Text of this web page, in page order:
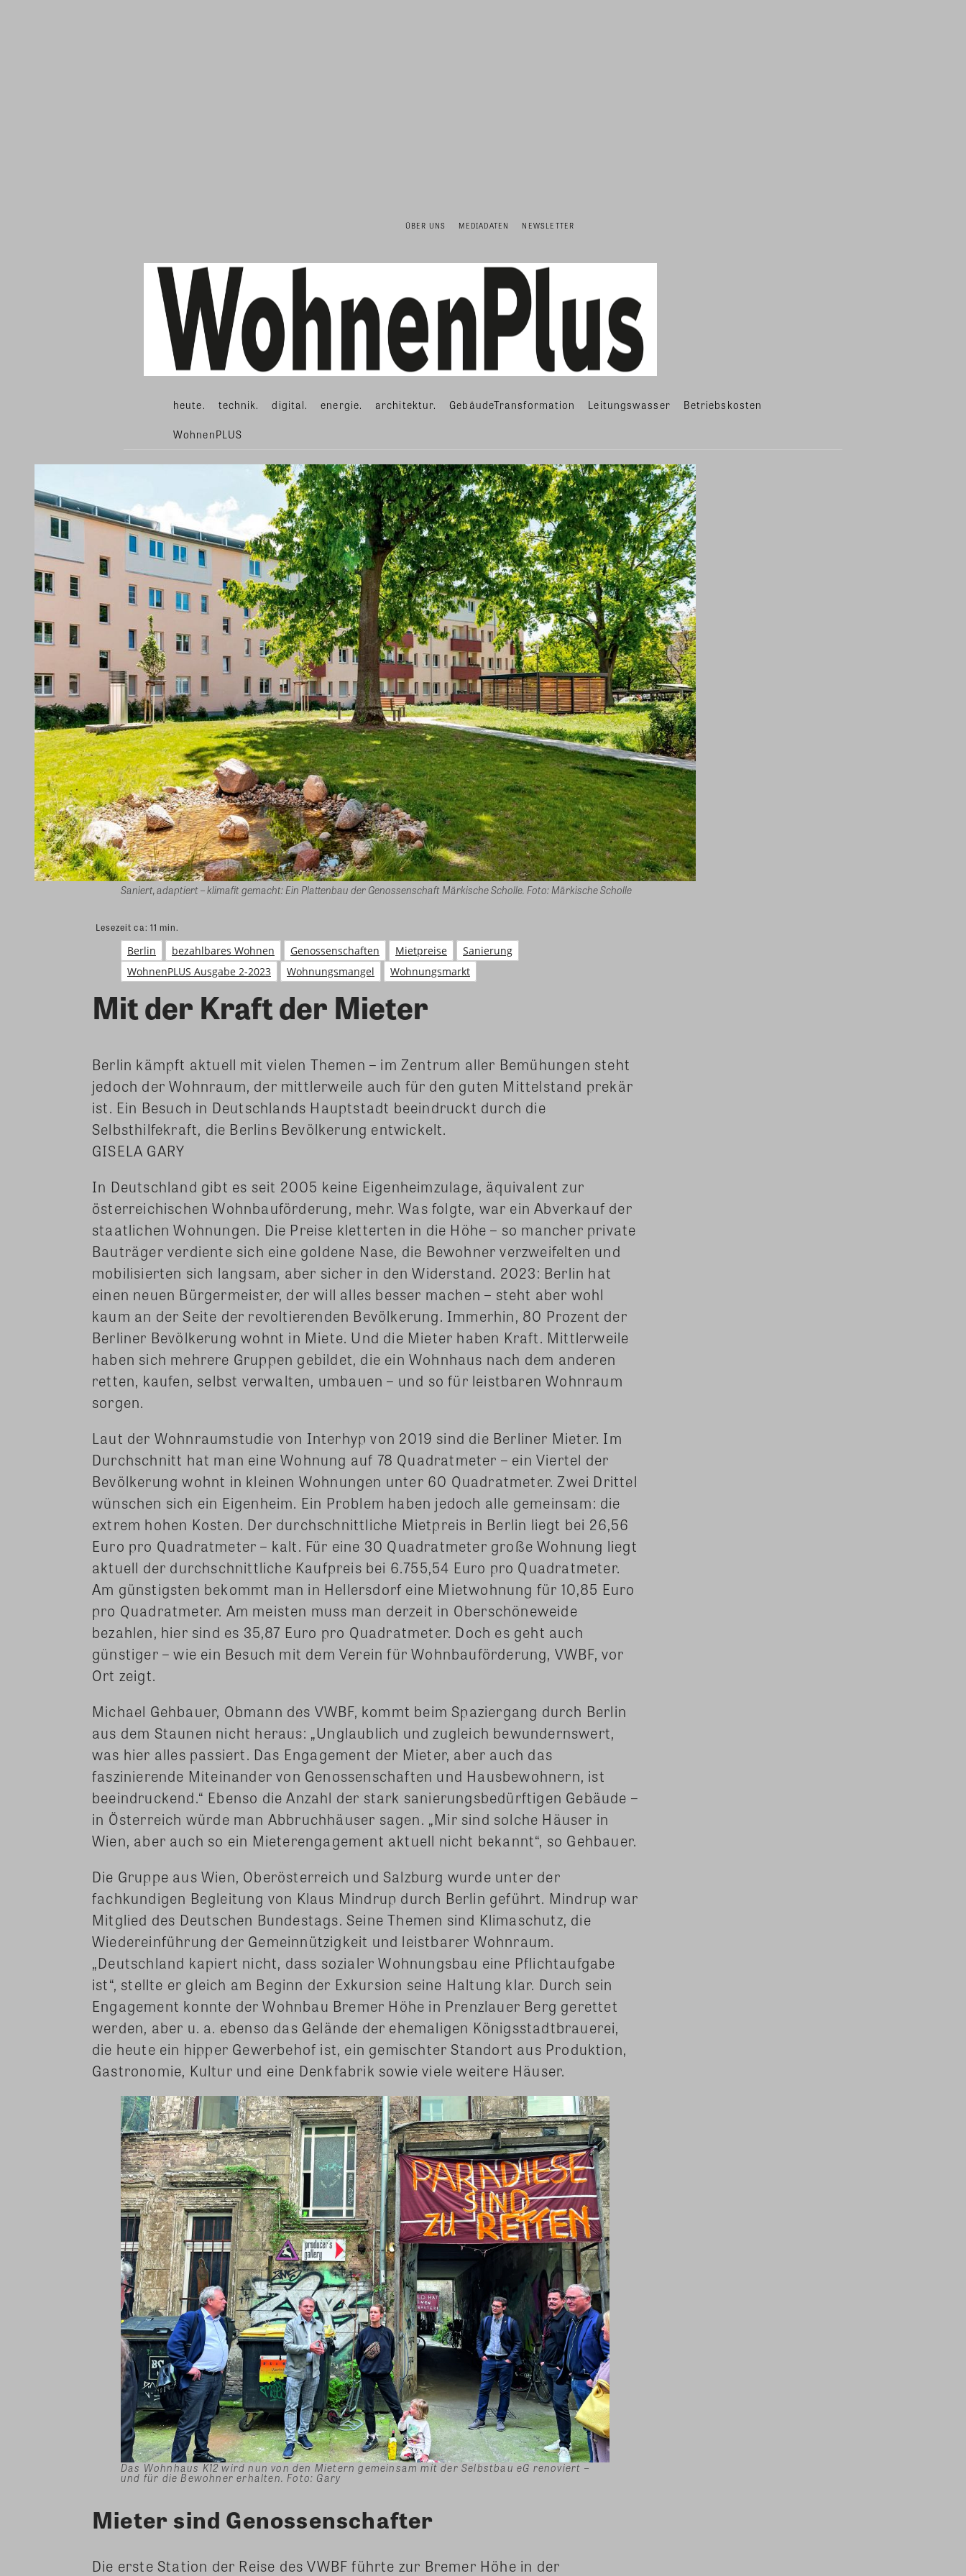
ÜBER UNS MEDIADATEN NEWSLETTER
heute. technik. digital. energie. architektur. GebäudeTransformation Leitungswasser Betriebskosten
WohnenPLUS
Saniert, adaptiert – klimafit gemacht: Ein Plattenbau der Genossenschaft Märkische Scholle. Foto: Märkische Scholle
Lesezeit ca: 11 min.
Berlin bezahlbares Wohnen Genossenschaften Mietpreise
Sanierung
WohnenPLUS Ausgabe 2-2023
Wohnungsmangel Wohnungsmarkt
Mit der Kraft der Mieter
Berlin kämpft aktuell mit vielen Themen – im Zentrum aller Bemühungen steht
jedoch der Wohnraum, der mittlerweile auch für den guten Mittelstand prekär
ist. Ein Besuch in Deutschlands Hauptstadt beeindruckt durch die
Selbsthilfekraft, die Berlins Bevölkerung entwickelt.
GISELA GARY
In Deutschland gibt es seit 2005 keine Eigenheimzulage, äquivalent zur
österreichischen Wohnbauförderung, mehr. Was folgte, war ein Abverkauf der
staatlichen Wohnungen. Die Preise kletterten in die Höhe – so mancher private
Bauträger verdiente sich eine goldene Nase, die Bewohner verzweifelten und
mobilisierten sich langsam, aber sicher in den Widerstand. 2023: Berlin hat
einen neuen Bürgermeister, der will alles besser machen – steht aber wohl
kaum an der Seite der revoltierenden Bevölkerung. Immerhin, 80 Prozent der
Berliner Bevölkerung wohnt in Miete. Und die Mieter haben Kraft. Mittlerweile
haben sich mehrere Gruppen gebildet, die ein Wohnhaus nach dem anderen
retten, kaufen, selbst verwalten, umbauen – und so für leistbaren Wohnraum
sorgen.
Laut der Wohnraumstudie von Interhyp von 2019 sind die Berliner Mieter. Im
Durchschnitt hat man eine Wohnung auf 78 Quadratmeter – ein Viertel der
Bevölkerung wohnt in kleinen Wohnungen unter 60 Quadratmeter. Zwei Drittel
wünschen sich ein Eigenheim. Ein Problem haben jedoch alle gemeinsam: die
extrem hohen Kosten. Der durchschnittliche Mietpreis in Berlin liegt bei 26,56
Euro pro Quadratmeter – kalt. Für eine 30 Quadratmeter große Wohnung liegt
aktuell der durchschnittliche Kaufpreis bei 6.755,54 Euro pro Quadratmeter.
Am günstigsten bekommt man in Hellersdorf eine Mietwohnung für 10,85 Euro
pro Quadratmeter. Am meisten muss man derzeit in Oberschöneweide
bezahlen, hier sind es 35,87 Euro pro Quadratmeter. Doch es geht auch
günstiger – wie ein Besuch mit dem Verein für Wohnbauförderung, VWBF, vor
Ort zeigt.
Michael Gehbauer, Obmann des VWBF, kommt beim Spaziergang durch Berlin
aus dem Staunen nicht heraus: „Unglaublich und zugleich bewundernswert,
was hier alles passiert. Das Engagement der Mieter, aber auch das
faszinierende Miteinander von Genossenschaften und Hausbewohnern, ist
beeindruckend.“ Ebenso die Anzahl der stark sanierungsbedürftigen Gebäude –
in Österreich würde man Abbruchhäuser sagen. „Mir sind solche Häuser in
Wien, aber auch so ein Mieterengagement aktuell nicht bekannt“, so Gehbauer.
Die Gruppe aus Wien, Oberösterreich und Salzburg wurde unter der
fachkundigen Begleitung von Klaus Mindrup durch Berlin geführt. Mindrup war
Mitglied des Deutschen Bundestags. Seine Themen sind Klimaschutz, die
Wiedereinführung der Gemeinnützigkeit und leistbarer Wohnraum.
„Deutschland kapiert nicht, dass sozialer Wohnungsbau eine Pflichtaufgabe
ist“, stellte er gleich am Beginn der Exkursion seine Haltung klar. Durch sein
Engagement konnte der Wohnbau Bremer Höhe in Prenzlauer Berg gerettet
werden, aber u. a. ebenso das Gelände der ehemaligen Königsstadtbrauerei,
die heute ein hipper Gewerbehof ist, ein gemischter Standort aus Produktion,
Gastronomie, Kultur und eine Denkfabrik sowie viele weitere Häuser.
Das Wohnhaus K12 wird nun von den Mietern gemeinsam mit der Selbstbau eG renoviert –
und für die Bewohner erhalten. Foto: Gary
Mieter sind Genossenschafter
Die erste Station der Reise des VWBF führte zur Bremer Höhe in der